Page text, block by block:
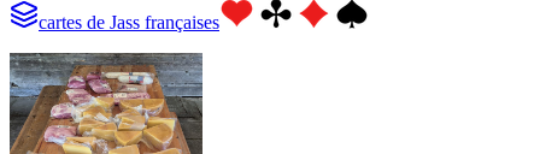
cartes de Jass françaises